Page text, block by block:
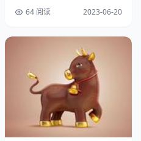
64 阅读 2023-06-20